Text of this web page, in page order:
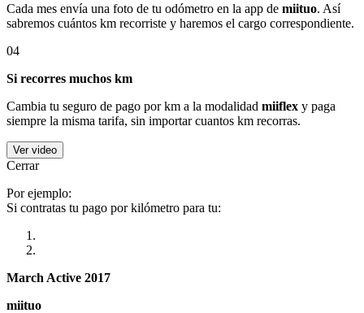
Cada mes envía una foto de tu odómetro en la app de miituo. Así
sabremos cuántos km recorriste y haremos el cargo correspondiente.
04
Si recorres muchos km
Cambia tu seguro de pago por km a la modalidad miiflex y paga
siempre la misma tarifa, sin importar cuantos km recorras.
Ver video
Cerrar
Por ejemplo:
Si contratas tu pago por kilómetro para tu:
March Active 2017
miituo